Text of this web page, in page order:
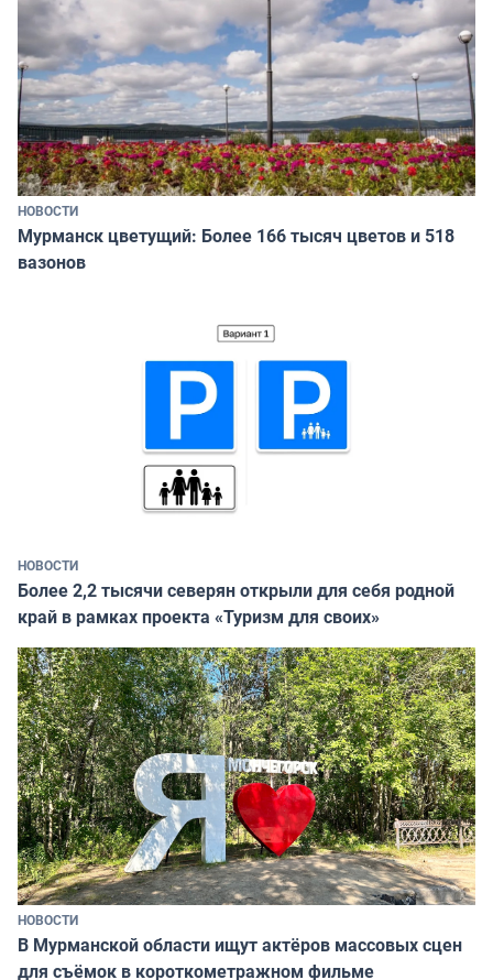
НОВОСТИ
Мурманск цветущий: Более 166 тысяч цветов и 518
вазонов
НОВОСТИ
Более 2,2 тысячи северян открыли для себя родной
край в рамках проекта «Туризм для своих»
НОВОСТИ
В Мурманской области ищут актёров массовых сцен
для съёмок в короткометражном фильме